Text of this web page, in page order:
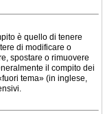
è quello di tenere
di modificare o
spostare o rimuovere
il compito dei
tema» (in inglese,